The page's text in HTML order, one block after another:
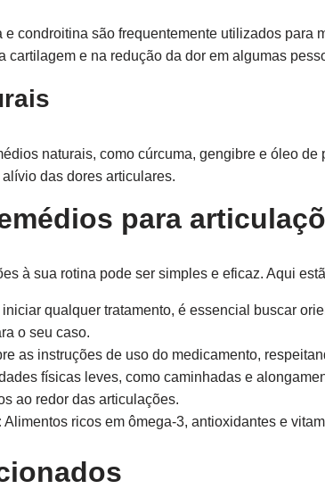
condroitina são frequentemente utilizados para
cartilagem e na redução da dor em algumas
naturais, como cúrcuma, gengibre e óleo
das dores articulares.
para
à sua rotina pode ser simples e eficaz. Aqui
qualquer tratamento, é essencial buscar
o seu caso.
as instruções de uso do medicamento,
físicas leves, como caminhadas e
ao redor das articulações.
Alimentos ricos em ômega-3, antioxidantes e